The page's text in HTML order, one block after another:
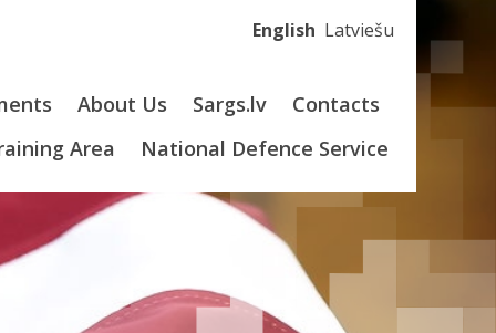
English Latviešu
About Us Sargs.lv
Contacts
Area National Defence Service